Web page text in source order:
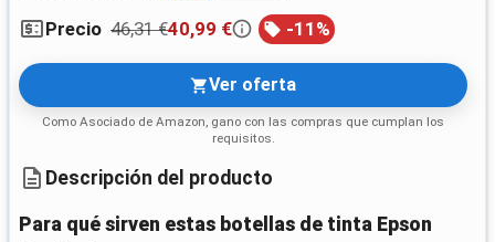
Precio 46,31 €40,99 € -11 %
Ver oferta
Como Asociado de Amazon, gano con las compras que cumplan los
requisitos.
Descripción del producto
Para qué sirven estas botellas de tinta Epson